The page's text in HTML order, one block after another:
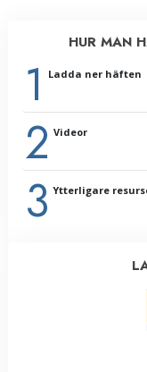
HUR MAN
1 Ladda ner häften
2 Videor
3 Ytterligare